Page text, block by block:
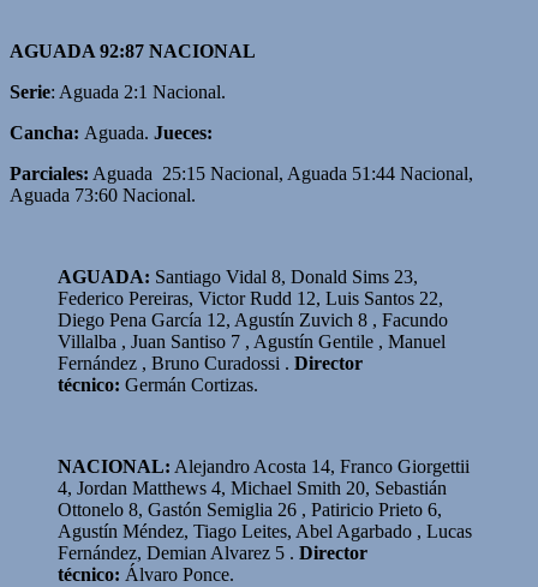
AGUADA 92:87 NACIONAL
Serie: Aguada 2:1 Nacional.
Cancha: Aguada. Jueces:
Parciales: Aguada 25:15 Nacional, Aguada 51:44 Nacional,
Aguada 73:60 Nacional.
AGUADA: Santiago Vidal 8, Donald Sims 23,
Federico Pereiras, Victor Rudd 12, Luis Santos 22,
Diego Pena García 12, Agustín Zuvich 8 , Facundo
Villalba , Juan Santiso 7 , Agustín Gentile , Manuel
Fernández , Bruno Curadossi . Director
técnico: Germán Cortizas.
NACIONAL: Alejandro Acosta 14, Franco Giorgettii
4, Jordan Matthews 4, Michael Smith 20, Sebastián
Ottonelo 8, Gastón Semiglia 26 , Patiricio Prieto 6,
Agustín Méndez, Tiago Leites, Abel Agarbado , Lucas
Fernández, Demian Alvarez 5 . Director
técnico: Álvaro Ponce.